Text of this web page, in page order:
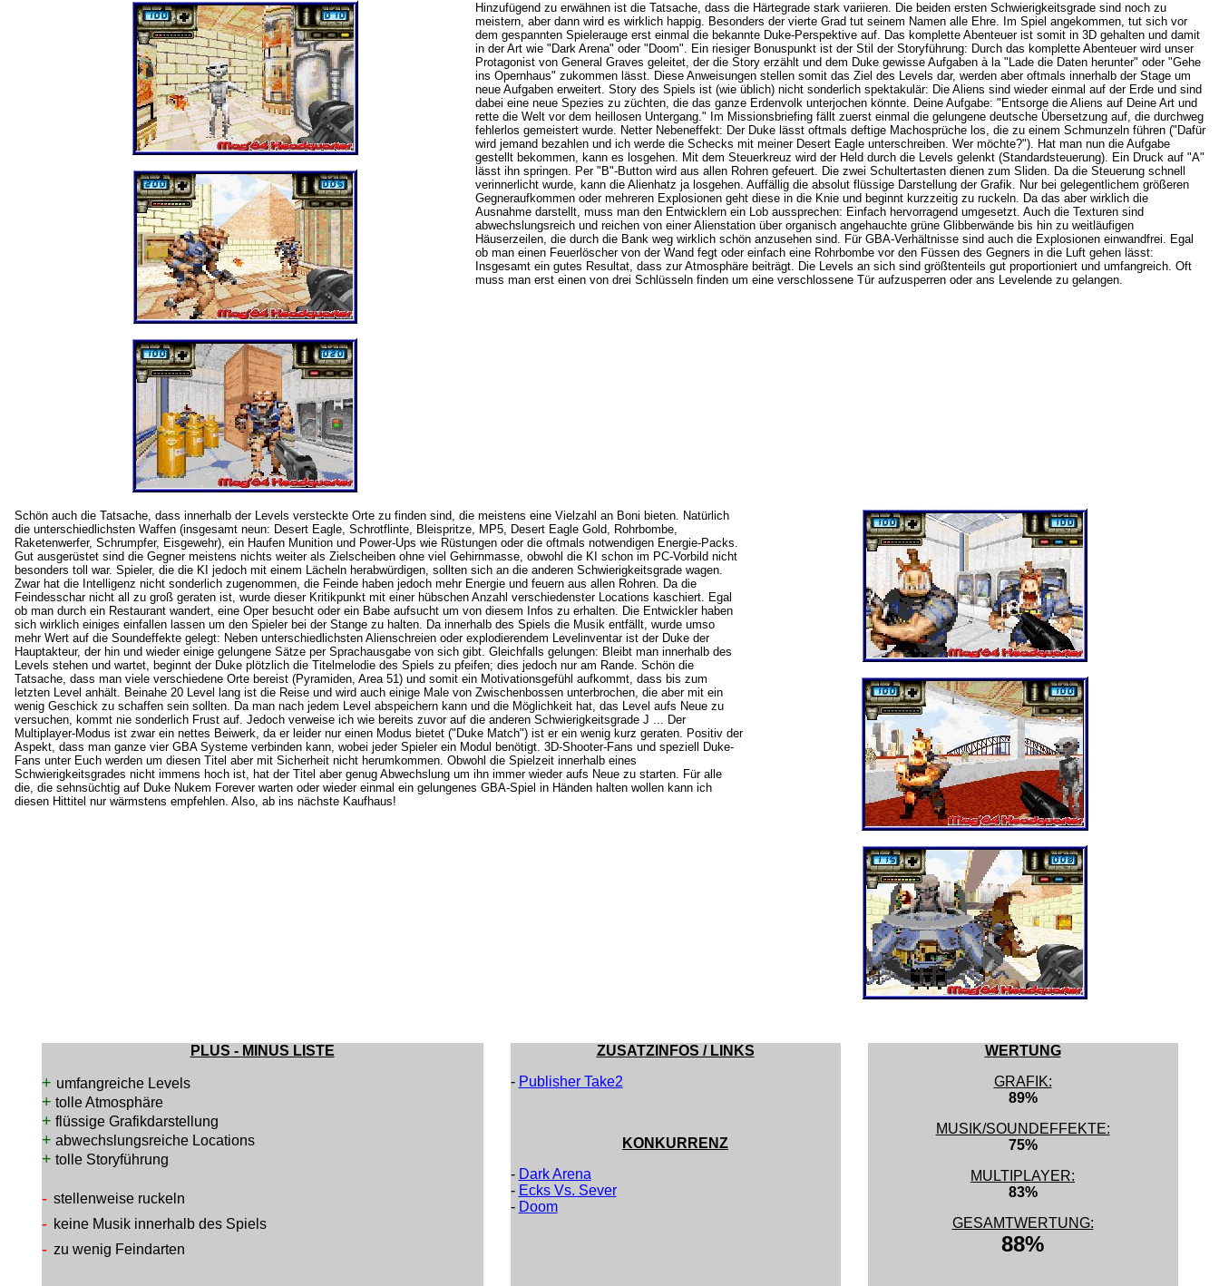
Hinzufügend zu erwähnen ist die Tatsache, dass die Härtegrade stark variieren. Die beiden ersten Schwierigkeitsgrade sind noch zu
meistern, aber dann wird es wirklich happig. Besonders der vierte Grad tut seinem Namen alle Ehre. Im Spiel angekommen, tut sich vor
dem gespannten Spielerauge erst einmal die bekannte Duke-Perspektive auf. Das komplette Abenteuer ist somit in 3D gehalten und damit
in der Art wie "Dark Arena" oder "Doom". Ein riesiger Bonuspunkt ist der Stil der Storyführung: Durch das komplette Abenteuer wird unser
Protagonist von General Graves geleitet, der die Story erzählt und dem Duke gewisse Aufgaben à la "Lade die Daten herunter" oder "Gehe
ins Opernhaus" zukommen lässt. Diese Anweisungen stellen somit das Ziel des Levels dar, werden aber oftmals innerhalb der Stage um
neue Aufgaben erweitert. Story des Spiels ist (wie üblich) nicht sonderlich spektakulär: Die Aliens sind wieder einmal auf der Erde und sind
dabei eine neue Spezies zu züchten, die das ganze Erdenvolk unterjochen könnte. Deine Aufgabe: "Entsorge die Aliens auf Deine Art und
rette die Welt vor dem heillosen Untergang." Im Missionsbriefing fällt zuerst einmal die gelungene deutsche Übersetzung auf, die durchweg
fehlerlos gemeistert wurde. Netter Nebeneffekt: Der Duke lässt oftmals deftige Machosprüche los, die zu einem Schmunzeln führen ("Dafür
wird jemand bezahlen und ich werde die Schecks mit meiner Desert Eagle unterschreiben. Wer möchte?"). Hat man nun die Aufgabe
gestellt bekommen, kann es losgehen. Mit dem Steuerkreuz wird der Held durch die Levels gelenkt (Standardsteuerung). Ein Druck auf "A"
lässt ihn springen. Per "B"-Button wird aus allen Rohren gefeuert. Die zwei Schultertasten dienen zum Sliden. Da die Steuerung schnell
verinnerlicht wurde, kann die Alienhatz ja losgehen. Auffällig die absolut flüssige Darstellung der Grafik. Nur bei gelegentlichem größeren
Gegneraufkommen oder mehreren Explosionen geht diese in die Knie und beginnt kurzzeitig zu ruckeln. Da das aber wirklich die
Ausnahme darstellt, muss man den Entwicklern ein Lob aussprechen: Einfach hervorragend umgesetzt. Auch die Texturen sind
abwechslungsreich und reichen von einer Alienstation über organisch angehauchte grüne Glibberwände bis hin zu weitläufigen
Häuserzeilen, die durch die Bank weg wirklich schön anzusehen sind. Für GBA-Verhältnisse sind auch die Explosionen einwandfrei. Egal
ob man einen Feuerlöscher von der Wand fegt oder einfach eine Rohrbombe vor den Füssen des Gegners in die Luft gehen lässt:
Insgesamt ein gutes Resultat, dass zur Atmosphäre beiträgt. Die Levels an sich sind größtenteils gut proportioniert und umfangreich. Oft
muss man erst einen von drei Schlüsseln finden um eine verschlossene Tür aufzusperren oder ans Levelende zu gelangen.
Schön auch die Tatsache, dass innerhalb der Levels versteckte Orte zu finden sind, die meistens eine Vielzahl an Boni bieten. Natürlich
die unterschiedlichsten Waffen (insgesamt neun: Desert Eagle, Schrotflinte, Bleispritze, MP5, Desert Eagle Gold, Rohrbombe,
Raketenwerfer, Schrumpfer, Eisgewehr), ein Haufen Munition und Power-Ups wie Rüstungen oder die oftmals notwendigen Energie-Packs.
Gut ausgerüstet sind die Gegner meistens nichts weiter als Zielscheiben ohne viel Gehirnmasse, obwohl die KI schon im PC-Vorbild nicht
besonders toll war. Spieler, die die KI jedoch mit einem Lächeln herabwürdigen, sollten sich an die anderen Schwierigkeitsgrade wagen.
Zwar hat die Intelligenz nicht sonderlich zugenommen, die Feinde haben jedoch mehr Energie und feuern aus allen Rohren. Da die
Feindesschar nicht all zu groß geraten ist, wurde dieser Kritikpunkt mit einer hübschen Anzahl verschiedenster Locations kaschiert. Egal
ob man durch ein Restaurant wandert, eine Oper besucht oder ein Babe aufsucht um von diesem Infos zu erhalten. Die Entwickler haben
sich wirklich einiges einfallen lassen um den Spieler bei der Stange zu halten. Da innerhalb des Spiels die Musik entfällt, wurde umso
mehr Wert auf die Soundeffekte gelegt: Neben unterschiedlichsten Alienschreien oder explodierendem Levelinventar ist der Duke der
Hauptakteur, der hin und wieder einige gelungene Sätze per Sprachausgabe von sich gibt. Gleichfalls gelungen: Bleibt man innerhalb des
Levels stehen und wartet, beginnt der Duke plötzlich die Titelmelodie des Spiels zu pfeifen; dies jedoch nur am Rande. Schön die
Tatsache, dass man viele verschiedene Orte bereist (Pyramiden, Area 51) und somit ein Motivationsgefühl aufkommt, dass bis zum
letzten Level anhält. Beinahe 20 Level lang ist die Reise und wird auch einige Male von Zwischenbossen unterbrochen, die aber mit ein
wenig Geschick zu schaffen sein sollten. Da man nach jedem Level abspeichern kann und die Möglichkeit hat, das Level aufs Neue zu
versuchen, kommt nie sonderlich Frust auf. Jedoch verweise ich wie bereits zuvor auf die anderen Schwierigkeitsgrade J ... Der
Multiplayer-Modus ist zwar ein nettes Beiwerk, da er leider nur einen Modus bietet ("Duke Match") ist er ein wenig kurz geraten. Positiv der
Aspekt, dass man ganze vier GBA Systeme verbinden kann, wobei jeder Spieler ein Modul benötigt. 3D-Shooter-Fans und speziell Duke-
Fans unter Euch werden um diesen Titel aber mit Sicherheit nicht herumkommen. Obwohl die Spielzeit innerhalb eines
Schwierigkeitsgrades nicht immens hoch ist, hat der Titel aber genug Abwechslung um ihn immer wieder aufs Neue zu starten. Für alle
die, die sehnsüchtig auf Duke Nukem Forever warten oder wieder einmal ein gelungenes GBA-Spiel in Händen halten wollen kann ich
diesen Hittitel nur wärmstens empfehlen. Also, ab ins nächste Kaufhaus!
PLUS - MINUS LISTE
+ umfangreiche Levels
+ tolle Atmosphäre
+ flüssige Grafikdarstellung
+ abwechslungsreiche Locations
+ tolle Storyführung
- stellenweise ruckeln
- keine Musik innerhalb des Spiels
- zu wenig Feindarten
ZUSATZINFOS / LINKS
- Publisher Take2
KONKURRENZ
- Dark Arena
- Ecks Vs. Sever
- Doom
WERTUNG
GRAFIK:
89%
MUSIK/SOUNDEFFEKTE:
75%
MULTIPLAYER:
83%
GESAMTWERTUNG:
88%